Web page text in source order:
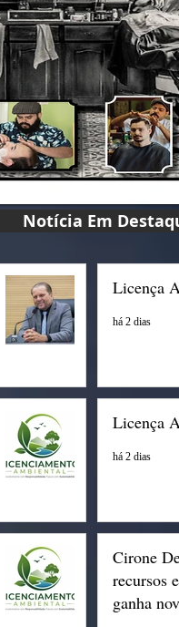
Em
Licença
há 2 dias
Licença
há 2 dias
Cirone
recursos
ganha